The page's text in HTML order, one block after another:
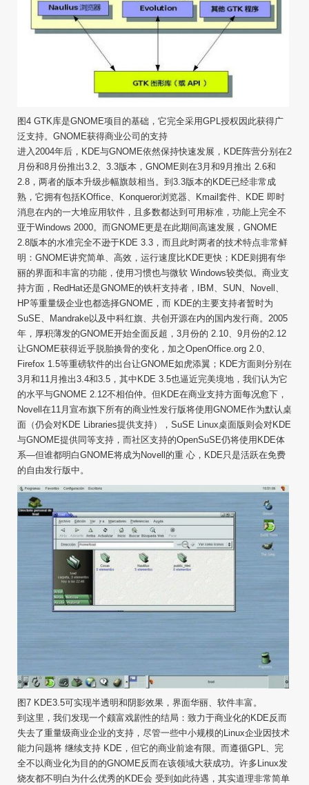
图4 GTK库是GNOME项目的基础，它完全采用GPL授权因此获得广
泛支持。GNOME获得商业公司的支持
进入2004年后，KDE与GNOME依然保持快速发展，KDE阵营分别在2
月份和8月份推出3.2、3.3版本，GNOME则在3月和9月推出 2.6和
2.8，两者的版本升级步幅旗鼓相当。到3.3版本的KDE已经非常成
熟，它拥有包括KOffice、Konqueror浏览器、Kmail套件、KDE 即时
消息在内的一大堆应用软件，且多数都达到可用标准，功能上完全不
亚于Windows 2000。而GNOME更是在此期间高速发展，GNOME
2.8版本的水准完全不逊于KDE 3.3，而且此时两者的技术特点非常鲜
明：GNOME讲究简单、高效，运行速度比KDE更快；KDE则拥有华
丽的界面和丰富的功能，使用习惯也与微软 Windows较类似。商业支
持方面，RedHat还是GNOME的铁杆支持者，IBM、SUN、Novell、
HP等重量级企业也都选择GNOME，而 KDE的主要支持者暂时为
SuSE、Mandrake以及中科红旗、共创开源在内的国内发行商。2005
年，厚积薄发的GNOME开始全面反超，3月份的 2.10、9月份的2.12
让GNOME获得近乎脱胎换骨的变化，加之OpenOffice.org 2.0、
Firefox 1.5等重磅软件的出台让GNOME如虎添翼；KDE方面则分别在
3月和11月推出3.4和3.5，其中KDE 3.5也逼近完美境地，我们认为它
的水平与GNOME 2.12不相伯仲。但KDE在商业支持方面每况愈下，
Novell在11月宣布旗下所有的商业性发行版将使用GNOME作为默认桌
面（仍会对KDE Libraries提供支持），SuSE Linux桌面版则会对KDE
与GNOME提供同等支持，而社区支持的OpenSuSE仍将使用KDE体
系—但谁都明白GNOME将成为Novell的重 心，KDE只是活跃在免费
的自由发行版中。
图7 KDE3.5可实现半透明和阴影效果，界面华丽、软件丰富。
到这里，我们发现一个颇富戏剧性的结局：致力于商业化的KDE反而
失去了重量级商业企业的支持，尽管一些中小规模的Linux企业因技术
能力问题将 继续支持 KDE，但它的商业前途有限。而遵循GPL、完
全不以商业化为目的的GNOME反而在该领域大获成功。许多Linux发
烧友都不明白为什么优秀的KDE会 受到如此待遇，其实道理非常简单